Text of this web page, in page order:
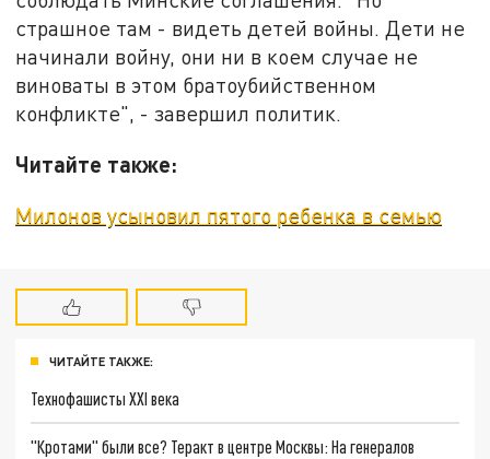
страшное там - видеть детей войны. Дети не
начинали войну, они ни в коем случае не
виноваты в этом братоубийственном
конфликте", - завершил политик.
Читайте также:
Милонов усыновил пятого ребенка в семью
ЧИТАЙТЕ ТАКЖЕ:
Технофашисты XXI века
"Кротами" были все? Теракт в центре Москвы: На генералов